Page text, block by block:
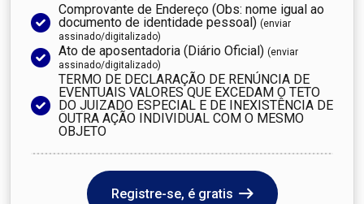
Comprovante de Endereço (Obs: nome igual ao
documento de identidade pessoal) (enviar
assinado/digitalizado)
Ato de aposentadoria (Diário Oficial) (enviar
assinado/digitalizado)
TERMO DE DECLARAÇÃO DE RENÚNCIA DE
EVENTUAIS VALORES QUE EXCEDAM O TETO
DO JUIZADO ESPECIAL E DE INEXISTÊNCIA DE
OUTRA AÇÃO INDIVIDUAL COM O MESMO
OBJETO
Registre-se, é gratis